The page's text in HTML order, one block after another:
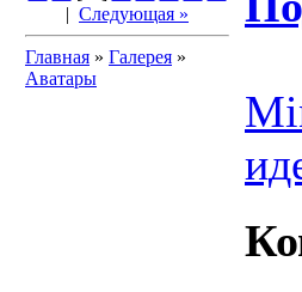
| Следующая »
Главная » Галерея »
Аватары